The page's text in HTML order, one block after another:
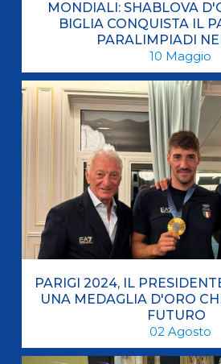
MONDIALI: SHABLOVA
BIGLIA CONQUISTA IL
PARALIMPIADI
10 Maggio
PARIGI 2024, IL
UNA MEDAGLIA D'ORO
FUTURO
02 Agosto